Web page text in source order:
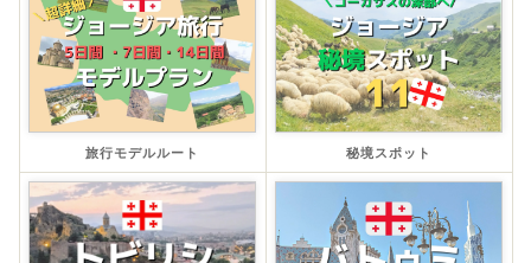
旅行モデルルート 秘境スポット